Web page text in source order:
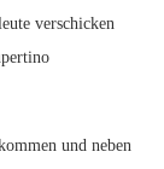
verschicken
und neben